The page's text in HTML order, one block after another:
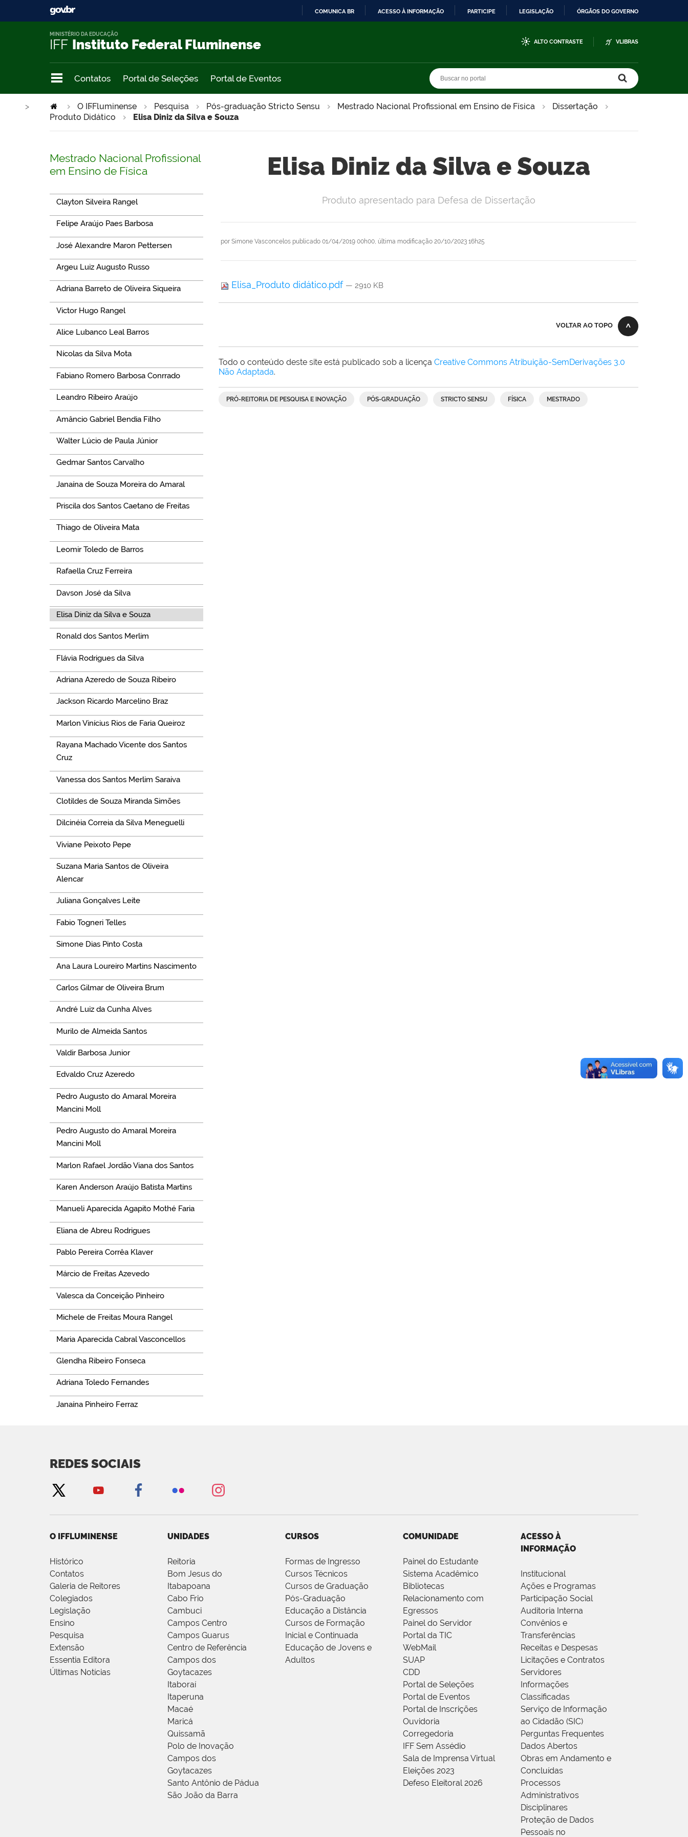
COMUNICA BR ACESSO À INFORMAÇÃO PARTICIPE LEGISLAÇÃO ÓRGÃOS DO GOVERNO
IFF Instituto Federal Fluminense
MINISTÉRIO DA EDUCAÇÃO
ALTO CONTRASTE VLIBRAS
Contatos Portal de Seleções Portal de Eventos
O IFFluminense Pesquisa Pós-graduação Stricto Sensu Mestrado Nacional Profissional em Ensino de Física
> Dissertação
>
Produto Didático
Elisa Diniz da Silva e Souza
Mestrado Nacional Profissional
em Ensino de Física
Clayton Silveira Rangel
Felipe Araújo Paes Barbosa
José Alexandre Maron Pettersen
Argeu Luiz Augusto Russo
Adriana Barreto de Oliveira Siqueira
Victor Hugo Rangel
Alice Lubanco Leal Barros
Nícolas da Silva Mota
Fabiano Romero Barbosa Conrrado
Leandro Ribeiro Araújo
Amâncio Gabriel Bendia Filho
Walter Lúcio de Paula Júnior
Gedmar Santos Carvalho
Janaína de Souza Moreira do Amaral
Priscila dos Santos Caetano de Freitas
Thiago de Oliveira Mata
Leomir Toledo de Barros
Rafaella Cruz Ferreira
Davson José da Silva
Elisa Diniz da Silva e Souza
Ronald dos Santos Merlim
Flávia Rodrigues da Silva
Adriana Azeredo de Souza Ribeiro
Jackson Ricardo Marcelino Braz
Marlon Vinícius Rios de Faria Queiroz
Rayana Machado Vicente dos Santos
Cruz
Vanessa dos Santos Merlim Saraiva
Clotildes de Souza Miranda Simões
Dilcinéia Correia da Silva Meneguelli
Viviane Peixoto Pepe
Suzana Maria Santos de Oliveira
Alencar
Juliana Gonçalves Leite
Fabio Togneri Telles
Simone Dias Pinto Costa
Ana Laura Loureiro Martins Nascimento
Carlos Gilmar de Oliveira Brum
André Luiz da Cunha Alves
Murilo de Almeida Santos
Valdir Barbosa Junior
Edvaldo Cruz Azeredo
Pedro Augusto do Amaral Moreira
Mancini Moll
Pedro Augusto do Amaral Moreira
Mancini Moll
Marlon Rafael Jordão Viana dos Santos
Karen Anderson Araújo Batista Martins
Manueli Aparecida Agapito Mothé Faria
Eliana de Abreu Rodrigues
Pablo Pereira Corrêa Klaver
Márcio de Freitas Azevedo
Valesca da Conceição Pinheiro
Michele de Freitas Moura Rangel
Maria Aparecida Cabral Vasconcellos
Glendha Ribeiro Fonseca
Adriana Toledo Fernandes
Janaína Pinheiro Ferraz
Elisa Diniz da Silva e Souza
por Simone Vasconcelos publicado 01/04/2019 00h00, última modificação 20/10/2023 16h25
Produto apresentado para Defesa de Dissertação
Elisa_Produto didático.pdf — 2910 KB
VOLTAR AO TOPO
Todo o conteúdo deste site está publicado sob a licença Creative Commons Atribuição-SemDerivações 3.0
Não Adaptada.
PRÓ-REITORIA DE PESQUISA E INOVAÇÃO PÓS-GRADUAÇÃO STRICTO SENSU FÍSICA MESTRADO
REDES SOCIAIS
O IFFLUMINENSE
Histórico
Contatos
Galeria de Reitores
Colegiados
Legislação
Ensino
Pesquisa
Extensão
Essentia Editora
Últimas Notícias
UNIDADES
Reitoria
Bom Jesus do
Itabapoana
Cabo Frio
Cambuci
Campos Centro
Campos Guarus
Centro de Referência
Campos dos
Goytacazes
Itaboraí
Itaperuna
Macaé
Maricá
Quissamã
Polo de Inovação
Campos dos
Goytacazes
Santo Antônio de Pádua
São João da Barra
CURSOS
Formas de Ingresso
Cursos Técnicos
Cursos de Graduação
Pós-Graduação
Educação a Distância
Cursos de Formação
Inicial e Continuada
Educação de Jovens e
Adultos
COMUNIDADE
Painel do Estudante
Sistema Acadêmico
Bibliotecas
Relacionamento com
Egressos
Painel do Servidor
Portal da TIC
WebMail
SUAP
CDD
Portal de Seleções
Portal de Eventos
Portal de Inscrições
Ouvidoria
Corregedoria
IFF Sem Assédio
Sala de Imprensa Virtual
Eleições 2023
Defeso Eleitoral 2026
ACESSO À
INFORMAÇÃO
Institucional
Ações e Programas
Participação Social
Auditoria Interna
Convênios e
Transferências
Receitas e Despesas
Licitações e Contratos
Servidores
Informações
Classificadas
Serviço de Informação
ao Cidadão (SIC)
Perguntas Frequentes
Dados Abertos
Obras em Andamento e
Concluídas
Processos
Administrativos
Disciplinares
Proteção de Dados
Pessoais no